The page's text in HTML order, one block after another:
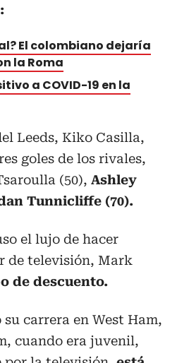
El colombiano dejaría
la Roma
a COVID-19 en la
Leeds, Kiko Casilla,
goles de los rivales,
(50), Ashley
Tunnicliffe (70).
el lujo de hacer
de televisión, Mark
de descuento.
carrera en West Ham,
cuando era juvenil,